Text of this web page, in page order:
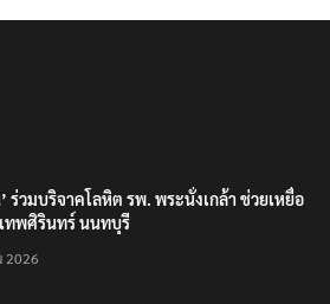
ร่วมบริจาคโลหิต รพ. พระนั่งเกล้า ช่วยเหยื่อ
เทพศิรินทร์ นนทบุรี
2026